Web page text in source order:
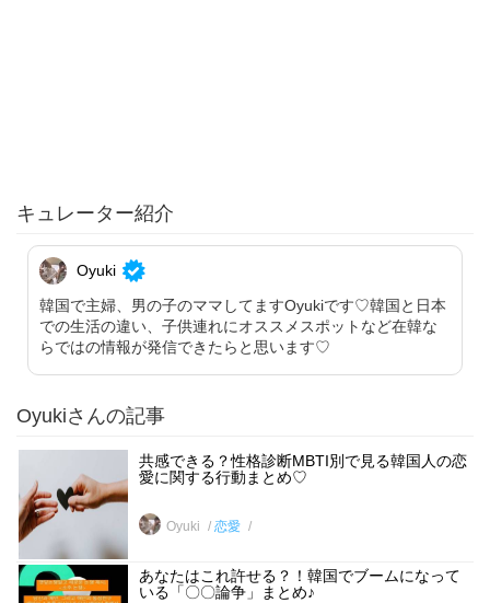
キュレーター紹介
Oyuki
韓国で主婦、男の子のママしてますOyukiです♡韓国と日本
での生活の違い、子供連れにオススメスポットなど在韓な
らではの情報が発信できたらと思います♡
Oyukiさんの記事
共感できる？性格診断MBTI別で見る韓国人の恋
愛に関する行動まとめ♡
Oyuki 恋愛
あなたはこれ許せる？！韓国でブームになって
いる「〇〇論争」まとめ♪